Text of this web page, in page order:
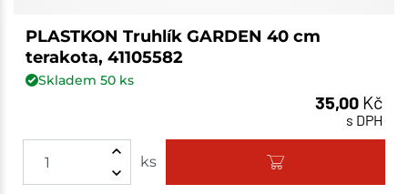
PLASTKON Truhlík GARDEN 40 cm
terakota, 41105582
Skladem 50ks
35,00 Kč
s DPH
ks